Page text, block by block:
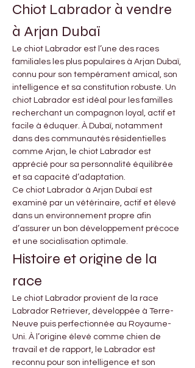
Chiot Labrador à vendre
à Arjan Dubaï
Le chiot Labrador est l’une des races
familiales les plus populaires à Arjan Dubaï,
connu pour son tempérament amical, son
intelligence et sa constitution robuste. Un
chiot Labrador est idéal pour les familles
recherchant un compagnon loyal, actif et
facile à éduquer. À Dubaï, notamment
dans des communautés résidentielles
comme Arjan, le chiot Labrador est
apprécié pour sa personnalité équilibrée
et sa capacité d’adaptation.
Ce chiot Labrador à Arjan Dubaï est
examiné par un vétérinaire, actif et élevé
dans un environnement propre afin
d’assurer un bon développement précoce
et une socialisation optimale.
Histoire et origine de la
race
Le chiot Labrador provient de la race
Labrador Retriever, développée à Terre-
Neuve puis perfectionnée au Royaume-
Uni. À l’origine élevé comme chien de
travail et de rapport, le Labrador est
reconnu pour son intelligence et son